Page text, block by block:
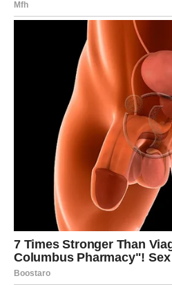
komunikacije.
Ako ste zauzete, pred vama je
promijeniti odnos sa voljenom
Važno je da ovog puta ne krijete
Recite ono što osjećate.
NE DONOSITE
LJUTNJI
Zvijezde vam šalju još jedno
Ovog vikenda mogle biste